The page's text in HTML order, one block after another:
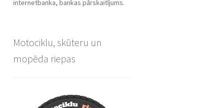
internetbanka, bankas pārskaitījums.
Motociklu, skūteru un
mopēda riepas